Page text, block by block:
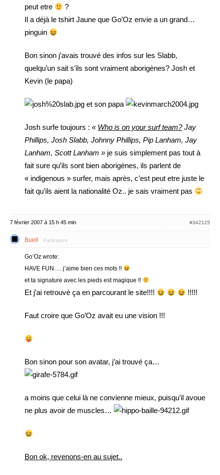
peut etre
?
Il a déjà le tshirt Jaune que Go’Oz envie a un grand…
pinguin
Bon sinon j’avais trouvé des infos sur les Slabb,
quelqu’un sait s’ils sont vraiment aborigènes? Josh et
Kevin (le papa)
et son papa
Josh surfe toujours : « Who is on your surf team?Jay
Phillips, Josh Slabb, Johnny Phillips, Pip Lanham, Jay
Lanham, Scott Lanham » je suis simplement pas tout à
fait sure qu’ils sont bien aborigènes, ils parlent de
« indigenous » surfer, mais après, c’est peut etre juste le
fait qu’ils aient la nationalité Oz.. je sais vraiment pas
7 février 2007 à 15 h 45 min #342125
Buell Participant
Go’Oz wrote:
HAVE FUN…. j’aime bien ces mots !!
et ta signature avec les pieds est magique !!
Et j’ai retrouvé ça en parcourant le site!!!! !!!!!
Faut croire que Go’Oz avait eu une vision !!!
Bon sinon pour son avatar, j’ai trouvé ça…
a moins que celui là ne convienne mieux, puisqu’il avoue
ne plus avoir de muscles…
Bon ok, revenons-en au sujet..